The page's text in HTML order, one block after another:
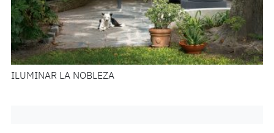
ILUMINAR LA NOBLEZA